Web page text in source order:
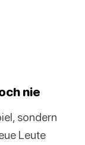
nie
sondern
Leute